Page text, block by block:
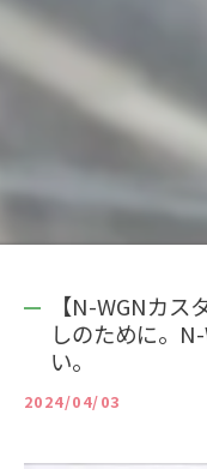
【N-WGNカ
しのために。
い。
2024/04/03